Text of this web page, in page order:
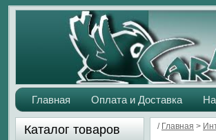
Главная Оплата и Доставка
/ Главная >
Каталог товаров